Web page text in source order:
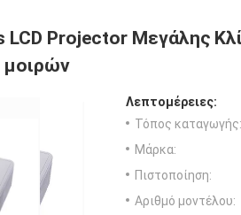
LCD Projector Μεγάλης
μοιρών
Λεπτομέρειες:
Τόπος καταγωγής:
Μάρκα:
Πιστοποίηση:
Αριθμό μοντέλου: